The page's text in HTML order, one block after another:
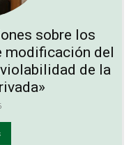
sobre los
modificación del
de la